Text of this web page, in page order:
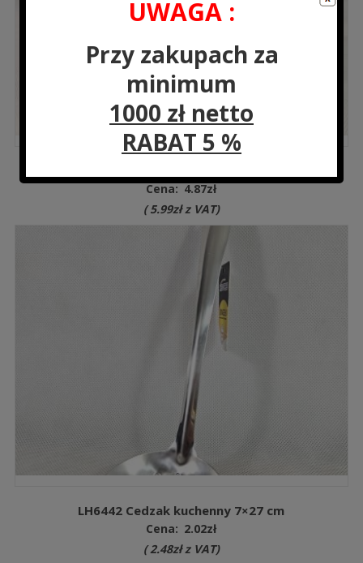
Cena: 4.87zł
( 5.99złz VAT)
LH6442 Cedzak kuchenny 7×27 cm
Cena: 2.02zł
(2.48złz VAT)
UWAGA :
Przy zakupach za
minimum
1000 zł netto
RABAT 5 %